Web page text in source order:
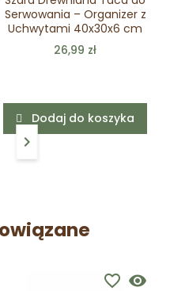
Serwowania – Organizer z
Uchwytami 40x30x6 cm
26,99 zł
Dodaj do koszyka
Następny
keyboard_arrow_right
visibility
favorite_border